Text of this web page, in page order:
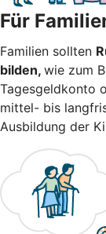
Für
Familien sollten
bilden, wie zum
Tagesgeldkonto
mittel- bis
Ausbildung der